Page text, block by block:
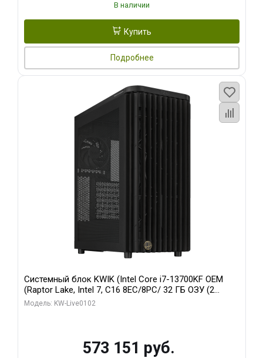
В наличии
Купить
Подробнее
Системный блок KWIK (Intel Core i7-13700KF OEM
(Raptor Lake, Intel 7, C16 8EC/8PC/ 32 ГБ ОЗУ (2
модуля)/ Afox RTX4090 24GB GDDR6X 384-Bit 3xDP
Модель: KW-Live0102
573 151 руб.